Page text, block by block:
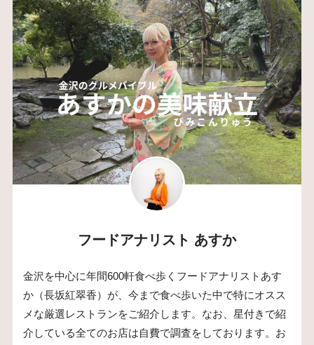
フードアナリスト あすか
金沢を中心に年間600軒食べ歩くフードアナリストあす
か（長坂紅翠香）が、今まで食べ歩いた中で特にオスス
メな厳選レストランをご紹介します。なお、星付きで紹
介している全てのお店は自費で調査をしております。お